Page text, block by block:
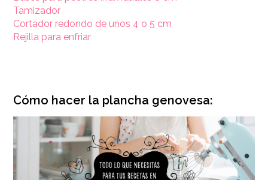
Tamizador
Cortador redondo de unos 4 o 5 cm
Rejilla para enfriar
Cómo hacer la plancha genovesa: